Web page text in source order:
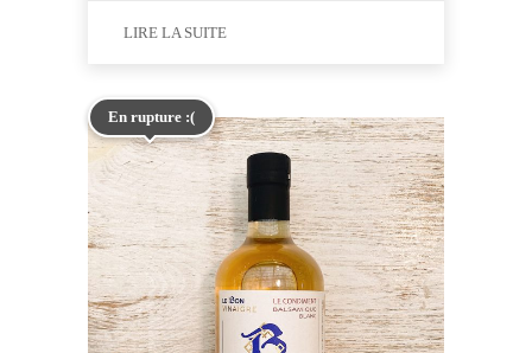
LIRE LA SUITE
En rupture :(